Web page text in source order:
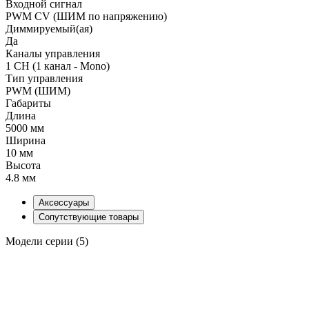
Входной сигнал
PWM СV (ШИМ по напряжению)
Диммируемый(ая)
Да
Каналы управления
1 CH (1 канал - Mono)
Тип управления
PWM (ШИМ)
Габариты
Длина
5000 мм
Ширина
10 мм
Высота
4.8 мм
Аксессуары
Сопутствующие товары
Модели серии (5)